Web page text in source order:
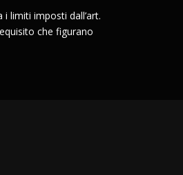
limiti imposti dall’art.
che figurano